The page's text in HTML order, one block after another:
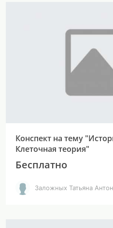
Конспект на тему
Клеточная теория"
Бесплатно
Заложных Татьяна